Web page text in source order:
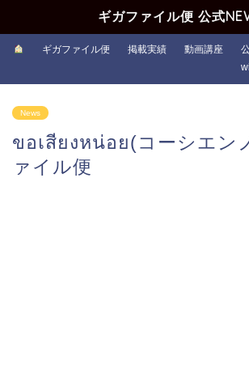
ギガファイル便 公式
ギガファイル便 掲載実績 動画講座
News
ขอเสียงหน่อย(コーシエン
ァイル便